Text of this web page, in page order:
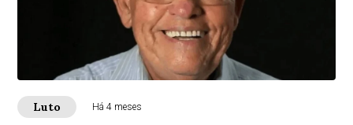
Luto Há 4 meses